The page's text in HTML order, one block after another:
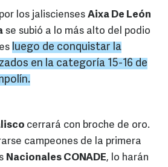
los jaliscienses Aixa De León
se subió a lo más alto del podio
luego de conquistar la
en la categoría 15-16 de
cerrará con broche de oro.
campeones de la primera
Nacionales CONADE, lo harán